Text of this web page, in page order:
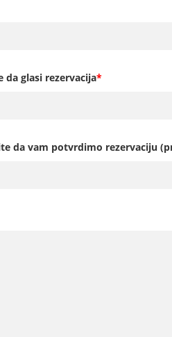
da glasi rezervacija*
da vam potvrdimo rezervaciju